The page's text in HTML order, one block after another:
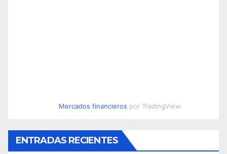
Mercados financieros por TradingView
ENTRADAS RECIENTES